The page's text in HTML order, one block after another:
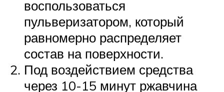
воспользоваться
пульверизатором, который
равномерно распределяет
состав на поверхности.
Под воздействием средства
через 10-15 минут ржавчина